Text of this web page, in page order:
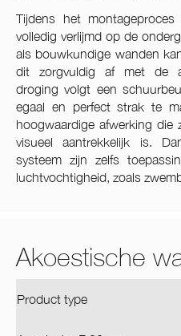
Tijdens het
volledig verlijmd op de
als bouwkundige wanden
dit zorgvuldig af met de
droging volgt een
egaal en perfect strak te
hoogwaardige afwerking die
visueel aantrekkelijk is.
systeem zijn zelfs
luchtvochtigheid, zoals
Akoestische
Product type